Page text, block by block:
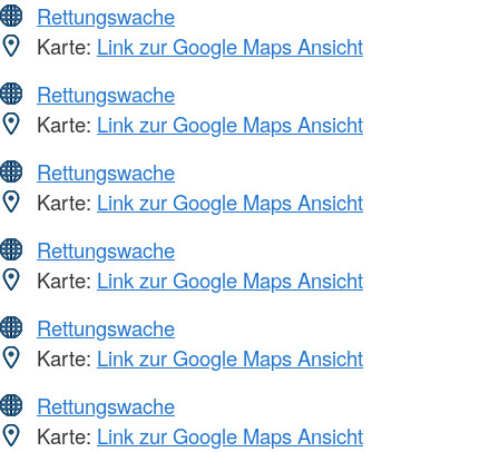
Rettungswache
Karte: Link zur Google Maps Ansicht
Rettungswache
Karte: Link zur Google Maps Ansicht
Rettungswache
Karte: Link zur Google Maps Ansicht
Rettungswache
Karte: Link zur Google Maps Ansicht
Rettungswache
Karte: Link zur Google Maps Ansicht
Rettungswache
Karte: Link zur Google Maps Ansicht